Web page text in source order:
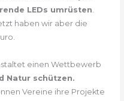
LEDs umrüsten
haben wir aber die
einen Wettbewerb
Natur schützen.
Vereine ihre Projekte